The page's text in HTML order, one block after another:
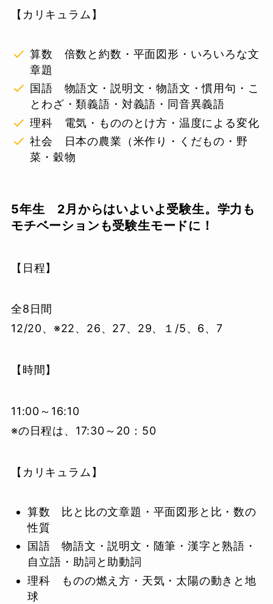
【カリキュラム】
算数 倍数と約数・平面図形・いろいろな文
章題
国語 物語文・説明文・物語文・慣用句・こ
とわざ・類義語・対義語・同音異義語
理科 電気・もののとけ方・温度による変化
社会 日本の農業（米作り・くだもの・野
菜・穀物
5年生 2月からはいよいよ受験生。学力も
モチベーションも受験生モードに！
【日程】
全8日間
12/20、※22、26、27、29、１/5、6、7
【時間】
11:00～16:10
※の日程は、17:30～20：50
【カリキュラム】
算数 比と比の文章題・平面図形と比・数の
性質
国語 物語文・説明文・随筆・漢字と熟語・
自立語・助詞と助動詞
理科 ものの燃え方・天気・太陽の動きと地
球